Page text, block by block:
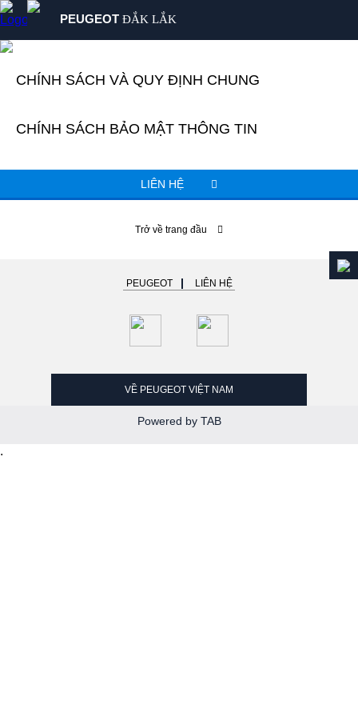
PEUGEOT ĐẮK LẮK
MUA XE
GIỚI THIỆU
CHÍNH SÁCH VÀ QUY ĐỊNH CHUNG
CHÍNH SÁCH BẢO MẬT THÔNG TIN
LIÊN HỆ
Trở về trang đầu
PEUGEOT LIÊN HỆ
VỀ PEUGEOT VIỆT NAM
Powered by TAB
.